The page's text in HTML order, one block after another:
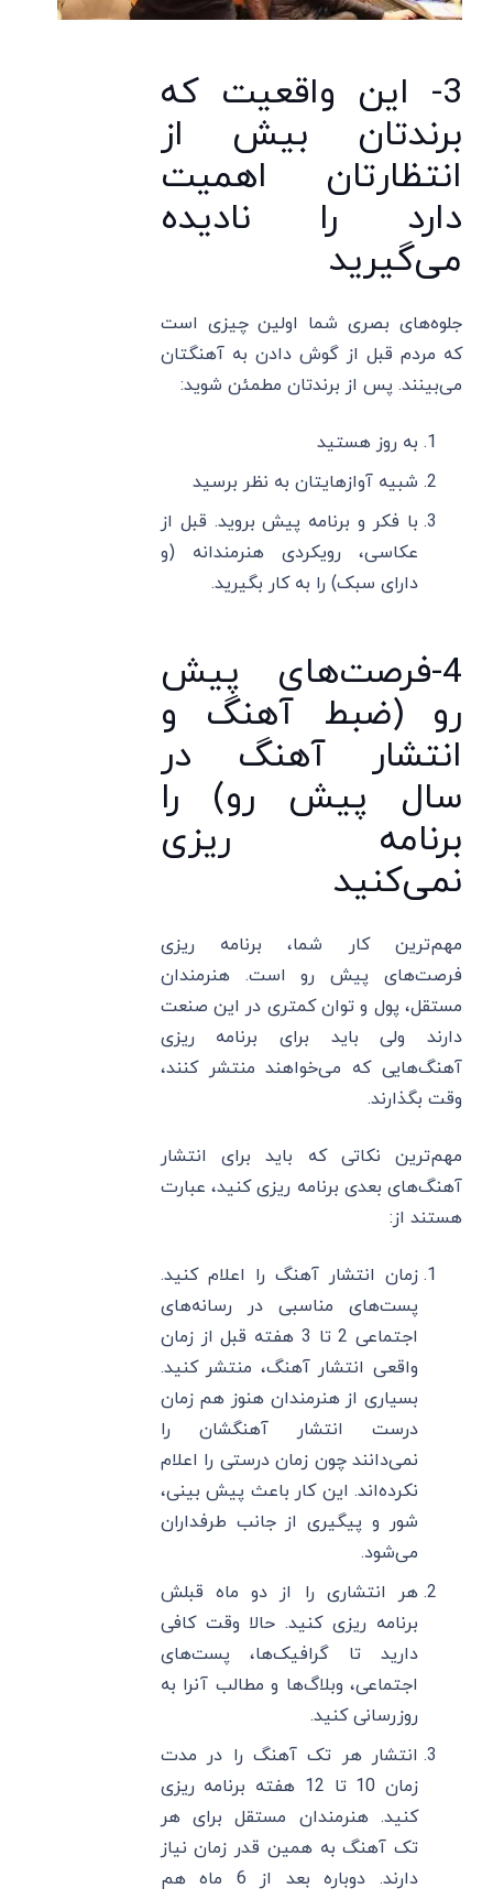
3- این واقعیت که
برندتان بیش از
انتظارتان اهمیت
دارد را نادیده
می‌گیرید
جلوه‌های بصری شما اولین چیزی است
که مردم قبل از گوش دادن به آهنگتان
می‌بینند. پس از برندتان مطمئن شوید:
به روز هستید
شبیه آوازهایتان به نظر برسید
با فکر و برنامه پیش بروید. قبل از
عکاسی، رویکردی هنرمندانه (و
دارای سبک) را به کار بگیرید.
4-فرصت‌های پیش
رو (ضبط آهنگ و
انتشار آهنگ در
سال پیش رو) را
برنامه ریزی
نمی‌کنید
مهم‌ترین کار شما، برنامه ریزی
فرصت‌های پیش رو است. هنرمندان
مستقل، پول و توان کمتری در این صنعت
دارند ولی باید برای برنامه ریزی
آهنگ‌هایی که می‌خواهند منتشر کنند،
وقت بگذارند.
مهم‌ترین نکاتی که باید برای انتشار
آهنگ‌های بعدی برنامه ریزی کنید، عبارت
هستند از:
زمان انتشار آهنگ را اعلام کنید.
پست‌های مناسبی در رسانه‌های
اجتماعی 2 تا 3 هفته قبل از زمان
واقعی انتشار آهنگ، منتشر کنید.
بسیاری از هنرمندان هنوز هم زمان
درست انتشار آهنگشان را
نمی‌دانند چون زمان درستی را اعلام
نکرده‌اند. این کار باعث پیش بینی،
شور و پیگیری از جانب طرفداران
می‌شود.
هر انتشاری را از دو ماه قبلش
برنامه ریزی کنید. حالا وقت کافی
دارید تا گرافیک‌ها، پست‌های
اجتماعی، وبلاگ‌ها و مطالب آنرا به
روزرسانی کنید.
انتشار هر تک آهنگ را در مدت
زمان 10 تا 12 هفته برنامه ریزی
کنید. هنرمندان مستقل برای هر
تک آهنگ به همین قدر زمان نیاز
دارند. دوباره بعد از 6 ماه هم